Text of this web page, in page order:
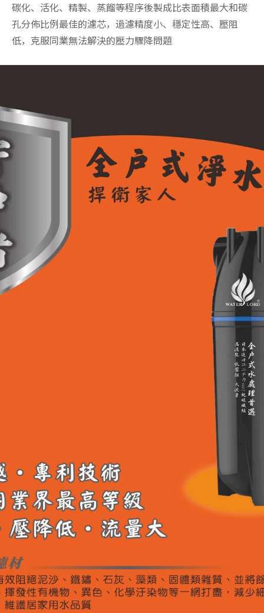
碳化、活化、精製、蒸餾等程序後製成比表面積最大和碳
孔分佈比例最佳的濾芯，過濾精度小、穩定性高、壓阻
低，克服同業無法解決的壓力驟降問題